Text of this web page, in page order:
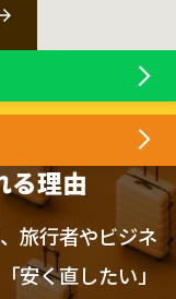
る理由
旅行者やビジネ
安く直したい」